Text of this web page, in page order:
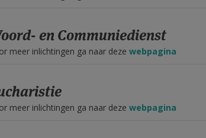
en Communiedienst
meer inlichtingen ga naar dezewebpagina
meer inlichtingen ga naar dezewebpagina